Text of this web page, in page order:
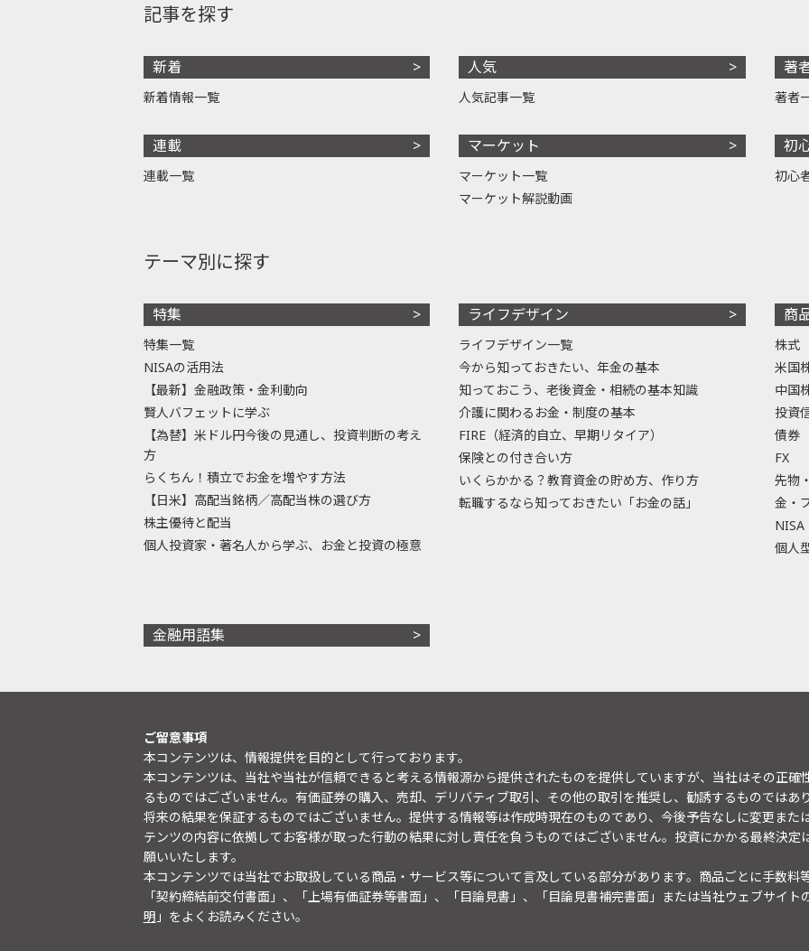
記事を探す
新着
新着情報一覧
連載
連載一覧
人気
人気記事一覧
マーケット
マーケット一覧
マーケット解説動画
著
著者
初
初心
テーマ別に探す
特集
特集一覧
NISAの活用法
【最新】金融政策・金利動向
賢人バフェットに学ぶ
【為替】米ドル円今後の見通し、投資判断の考え
方
らくちん！積立でお金を増やす方法
【日米】高配当銘柄／高配当株の選び方
株主優待と配当
個人投資家・著名人から学ぶ、お金と投資の極意
ライフデザイン
ライフデザイン一覧
今から知っておきたい、年金の基本
知っておこう、老後資金・相続の基本知識
介護に関わるお金・制度の基本
FIRE（経済的自立、早期リタイア）
保険との付き合い方
いくらかかる？教育資金の貯め方、作り方
転職するなら知っておきたい「お金の話」
商
株式
米国
中国
投資
債券
FX
先物
金・
NISA
個人
金融用語集
ご留意事項
本コンテンツは、情報提供を目的として行っております。
本コンテンツは、当社や当社が信頼できると考える情報源から提供されたものを提供していますが、当社はその正
るものではございません。有価証券の購入、売却、デリバティブ取引、その他の取引を推奨し、勧誘するものでは
将来の結果を保証するものではございません。提供する情報等は作成時現在のものであり、今後予告なしに変更また
テンツの内容に依拠してお客様が取った行動の結果に対し責任を負うものではございません。投資にかかる最終決
願いいたします。
本コンテンツでは当社でお取扱している商品・サービス等について言及している部分があります。商品ごとに手数料
「契約締結前交付書面」、「上場有価証券等書面」、「目論見書」、「目論見書補完書面」または当社ウェブサイト
明 」をよくお読みください。